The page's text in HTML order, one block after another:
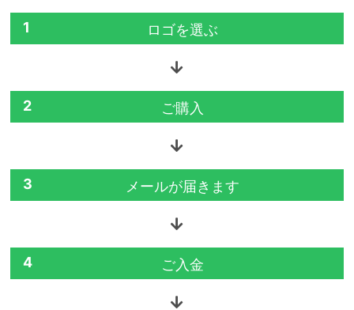
1 ロゴを選ぶ
2 ご購入
3 メールが届きます
4 ご入金